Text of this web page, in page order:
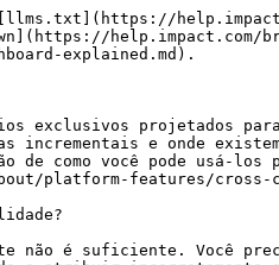
explained.md).
exclusivos projetados
incrementais e onde
de como você pode usá-
platform-features/cross-
não é suficiente. Você